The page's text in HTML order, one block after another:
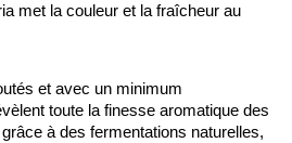
met la couleur et la fraîcheur au
et avec un minimum
toute la finesse aromatique des
à des fermentations naturelles,